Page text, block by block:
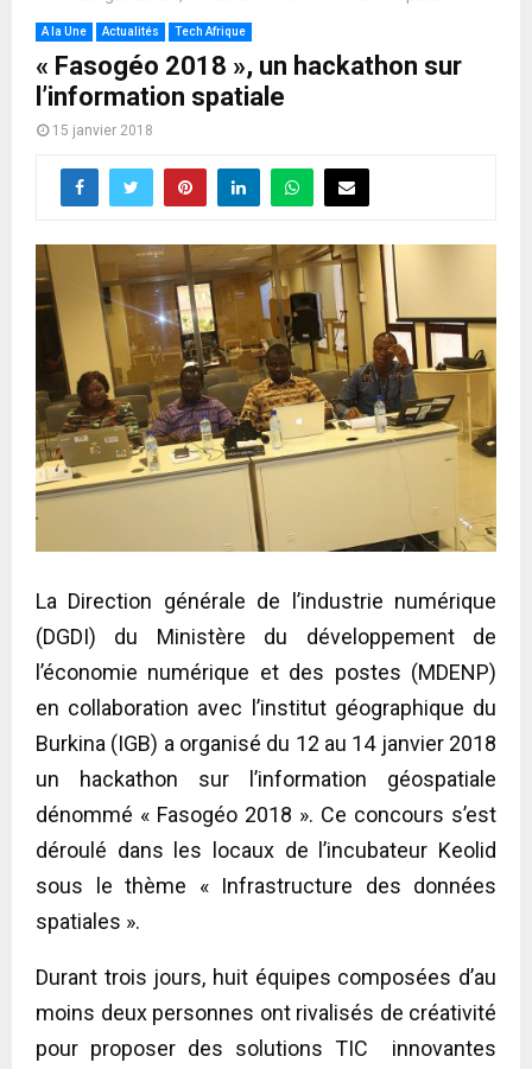
A la Une Actualités Tech Afrique
« Fasogéo 2018 », un hackathon sur
l’information spatiale
15 janvier 2018
La Direction générale de l’industrie numérique
(DGDI) du Ministère du développement de
l’économie numérique et des postes (MDENP)
en collaboration avec l’institut géographique du
Burkina (IGB) a organisé du 12 au 14 janvier 2018
un hackathon sur l’information géospatiale
dénommé « Fasogéo 2018 ». Ce concours s’est
déroulé dans les locaux de l’incubateur Keolid
sous le thème « Infrastructure des données
spatiales ».
Durant trois jours, huit équipes composées d’au
moins deux personnes ont rivalisés de créativité
pour proposer des solutions TIC innovantes